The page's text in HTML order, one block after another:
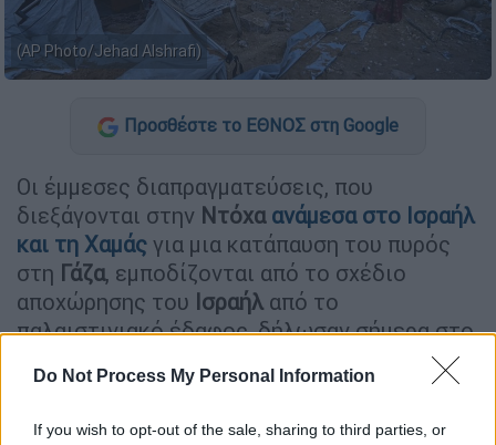
Do Not Process My Personal Information
If you wish to opt-out of the sale, sharing to third parties, or
(AP Photo/Jehad Alshrafi)
Προσθέστε το ΕΘΝΟΣ στη Google
Οι έμμεσες διαπραγματεύσεις, που
διεξάγονται στην Ντόχα ανάμεσα στο Ισραήλ
και τη Χαμάς για μια κατάπαυση του πυρός
στη Γάζα, εμποδίζονται από το σχέδιο
αποχώρησης του Ισραήλ από το
παλαιστινιακό έδαφος, δήλωσαν σήμερα στο
Γαλλικό Πρακτορείο δύο παλαιστινιακές
πηγές προσκείμενες στη διαπραγμάτευση.
«Οι διαπραγματεύσεις στηνΝτόχα